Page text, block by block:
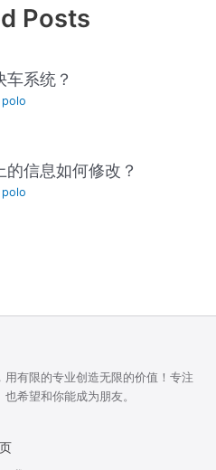
Posts
车系统？
polo
的信息如何修改？
polo
有限的专业创造无限的价值！专注
希望和你能成为朋友。